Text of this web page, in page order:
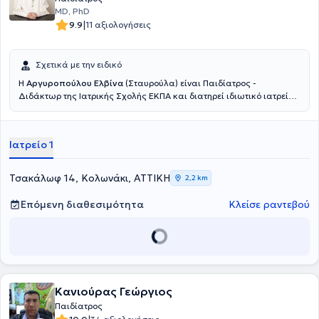
MD, PhD
9.9|11 αξιολογήσεις
Σχετικά με την ειδικό
Η Αργυροπούλου Ελβίνα (Σταυρούλα) είναι Παιδίατρος -
Διδάκτωρ της Ιατρικής Σχολής ΕΚΠΑ και διατηρεί ιδιωτικό ιατρείο
απόφοιτος της Ιατρικής Σχολής του Εθνικού και Καποδιστριακού
Πανεπιστημιακή Κλινική του Γενικού Νοσοκομείου Παίδων ''Π. & Α.
Κυριακού''. Απέκτησε τη διδακτορική της διατριβή τον Ιούλιο του
2025, για την οποία έλαβε υποτροφία και βραβεύθηκε από την
Ελληνική Διαβητολογική Εταιρεία. Έχει εμπειρία στην αντιμετώπιση
επειγόντων παιδιατρικών περιστατικών καθώς εργάσθηκε ως
Επιμελήτρια Παιδίατρος στο Τμήμα Επειγόντων Περιστατικών (ΤΕΠ)
Παιδίατρος στο Ιασώ Παίδων και είναι εξωτερικός συνεργάτης στο
Ιατρείο 1
Τσακάλωφ 14, Κολωνάκι, ΑΤΤΙΚΗ 2,2 km
Επόμενη διαθεσιμότητα Κλείσε ραντεβού
Κανιούρας Γεώργιος
Παιδίατρος